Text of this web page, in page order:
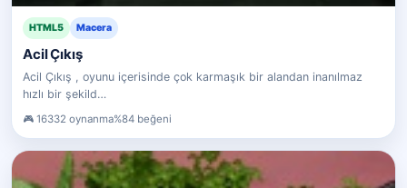
HTML5 Macera
Acil Çıkış
Acil Çıkış , oyunu içerisinde çok karmaşık bir alandan inanılmaz
hızlı bir şekild…
16332 oynanma%84 beğeni